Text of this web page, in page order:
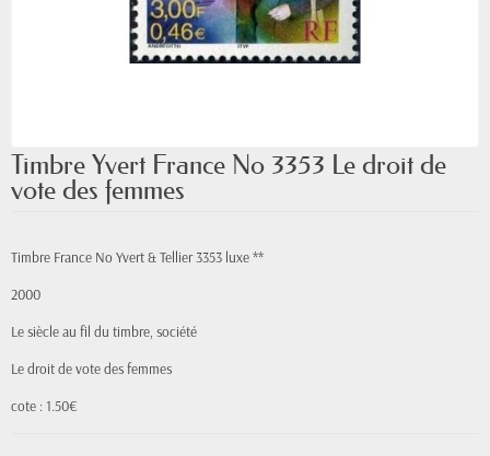
Timbre Yvert France No 3353 Le droit de
vote des femmes
Timbre France No Yvert & Tellier 3353 luxe **
2000
Le siècle au fil du timbre, société
Le droit de vote des femmes
cote : 1.50€